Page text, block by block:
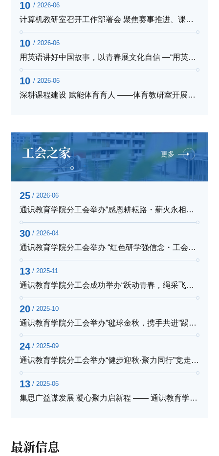
10/ 2026-06
计算机教研室召开工作部署会 聚焦赛事推进、课程建设与绩效...
10/ 2026-06
用英语讲好中国故事，以青春展文化自信 —“用英语讲好中国故...
10/ 2026-06
深耕课程建设 赋能体育育人 ——体育教研室开展体育课程建设...
工会之家 更多
25 / 2026-06
通识教育学院分工会举办“感恩耕耘路・薪火永相传”退休教师座谈会
30 / 2026-04
通识教育学院分工会举办 “红色研学强信念・工会聚力促发展”主题活动
13 / 2025-11
通识教育学院分工会成功举办“跃动青春，绳采飞扬”教职工跳绳比赛
20 / 2025-10
24 / 2025-09
通识教育学院分工会举办“健步迎秋·聚力同行”竞走活动
13 / 2025-06
集思广益谋发展 凝心聚力启新程 —— 通识教育学院举行 2025 年春季学期教师座谈会
最新信息